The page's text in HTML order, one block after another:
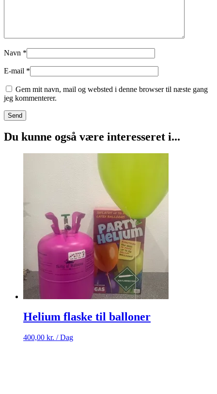
Navn *
E-mail *
Gem mit navn, mail og websted i denne browser til næste gang
jeg kommenterer.
Du kunne også være interesseret i...
Helium flaske til balloner
400,00 kr. / Dag